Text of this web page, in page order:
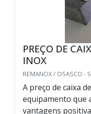
PREÇO DE
INOX
REMANOX / OSASCO -
A preço de caixa
equipamento que
vantagens